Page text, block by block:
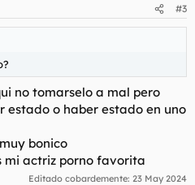
#3
no tomarselo a mal pero
estado o haber estado en uno
bonico
mi actriz porno favorita
Editado cobardemente: 23 May 2024